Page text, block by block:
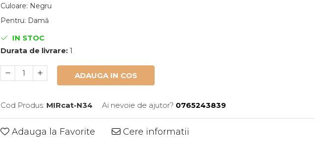
Culoare: Negru
Pentru: Damă
IN STOC
Durata de livrare: 1
ADAUGA IN COS
Cod Produs: MIRcat-N34 Ai nevoie de ajutor? 0765243839
Adauga la Favorite Cere informatii